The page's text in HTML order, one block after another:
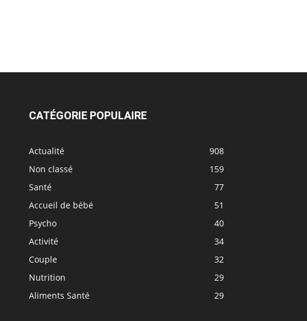
CATÉGORIE POPULAIRE
Actualité
908
Non classé
159
Santé
77
Accueil de bébé
51
Psycho
40
Activité
34
Couple
32
Nutrition
29
Aliments Santé
29